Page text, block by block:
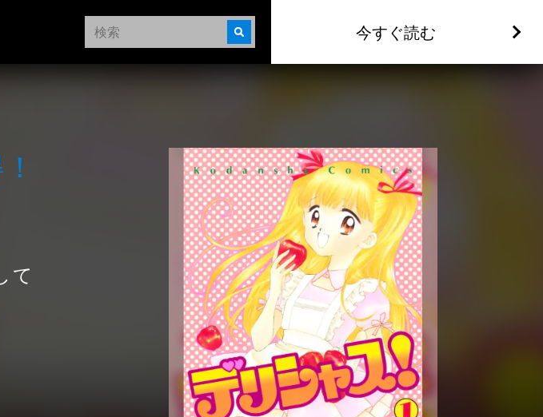
今すぐ読む
て